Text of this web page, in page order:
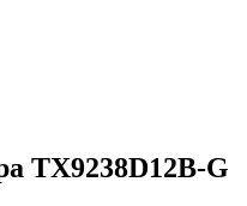
TX9238D12B-G